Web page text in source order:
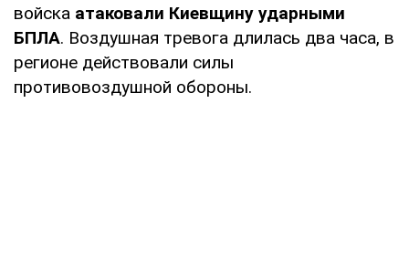
войска атаковали Киевщину ударными
БПЛА. Воздушная тревога длилась два часа, в
регионе действовали силы
противовоздушной обороны.